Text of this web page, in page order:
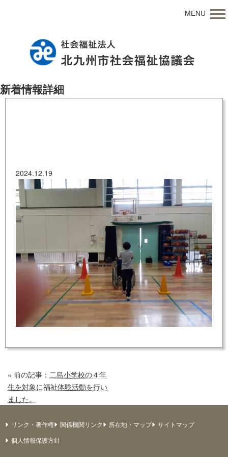
MENU
新着情報詳細
2024.12.19
« 前の記事： 二島小学校の４年
生を対象に福祉体験活動を行い
ました。
リンク・著作権 関係機関リンク 所在地・マップ
サイトマップ
個人情報保護方針